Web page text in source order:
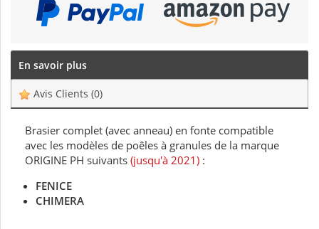
En savoir plus
Avis Clients (0)
Brasier complet (avec anneau) en fonte compatible
avec les modèles de poêles à granules de la marque
ORIGINE PH suivants (jusqu'à 2021) :
FENICE
CHIMERA